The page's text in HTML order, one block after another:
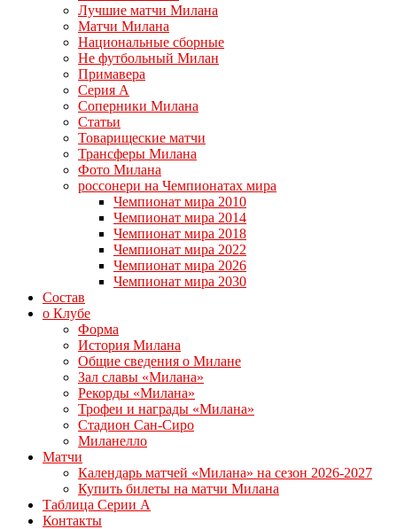
Лучшие матчи Милана
Матчи Милана
Национальные сборные
Не футбольный Милан
Примавера
Серия А
Соперники Милана
Статьи
Товарищеские матчи
Трансферы Милана
Фото Милана
россонери на Чемпионатах мира
Чемпионат мира 2010
Чемпионат мира 2014
Чемпионат мира 2018
Чемпионат мира 2022
Чемпионат мира 2026
Чемпионат мира 2030
Состав
о Клубе
Форма
История Милана
Общие сведения о Милане
Зал славы «Милана»
Рекорды «Милана»
Трофеи и награды «Милана»
Стадион Сан-Сиро
Миланелло
Матчи
Календарь матчей «Милана» на сезон 2026-2027
Купить билеты на матчи Милана
Таблица Серии А
Контакты